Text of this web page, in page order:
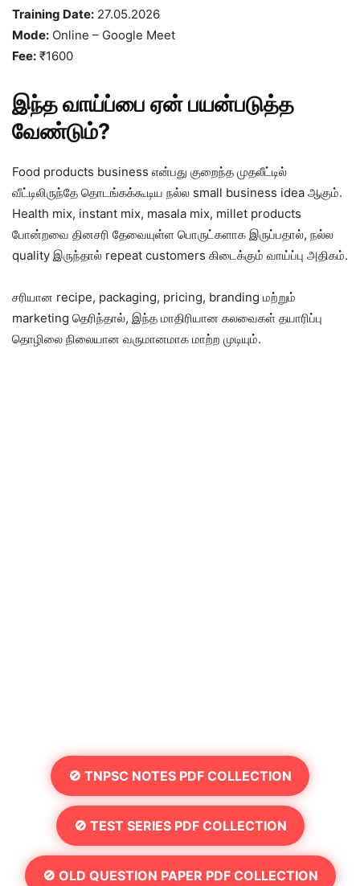
Training Date: 27.05.2026
Mode: Online – Google Meet
Fee: ₹1600
இந்த வாய்ப்பை ஏன் பயன்படுத்த
வேண்டும்?
Food products business என்பது குறைந்த முதலீட்டில்
வீட்டிலிருந்தே தொடங்கக்கூடிய நல்ல small business idea ஆகும்.
Health mix, instant mix, masala mix, millet products
போன்றவை தினசரி தேவையுள்ள பொருட்களாக இருப்பதால், நல்ல
quality இருந்தால் repeat customers கிடைக்கும் வாய்ப்பு அதிகம்.
சரியான recipe, packaging, pricing, branding மற்றும்
marketing தெரிந்தால், இந்த மாதிரியான கலவைகள் தயாரிப்பு
தொழிலை நிலையான வருமானமாக மாற்ற முடியும்.
🚫 TNPSC NOTES PDF COLLECTION
🚫 TEST SERIES PDF COLLECTION
🚫 OLD QUESTION PAPER PDF COLLECTION